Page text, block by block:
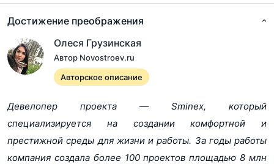
Достижение преображения
Олеся Грузинская
Автор Novostroev.ru
Авторское описание
Девелопер проекта — Sminex, который
специализируется на создании комфортной и
престижной среды для жизни и работы. За годы работы
компания создала более 100 проектов площадью 8 млн